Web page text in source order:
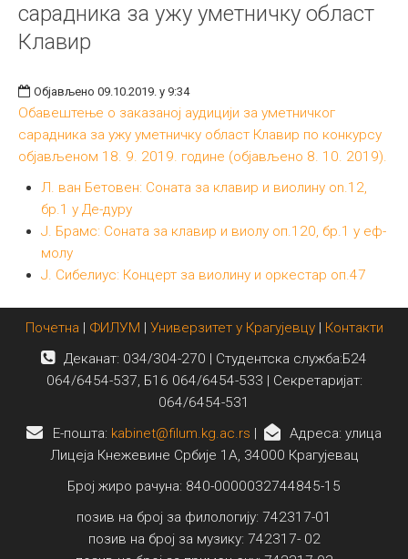
Примењена и ликовна уметност
Галерија
Библиотека
Студенти
сарадника за ужу уметничку област
Клавир
Објављено 09.10.2019. у 9:34
Обавештење о заказаној аудицији за уметничког
сарадника за ужу уметничку област Клавир по конкурсу
објављеном 18. 9. 2019. године (објављено 8. 10. 2019).
Л. ван Бетовен: Соната за клавир и виолину on.12,
бр.1 у Де-дуру
Ј. Брамс: Соната за клавир и виолу оп.120, бр.1 у еф-
молу
Ј. Сибелиус: Концерт за виолину и оркестар оп.47
Почетна | ФИЛУМ | Универзитет у Крагујевцу| Контакти
Деканат: 034/304-270 | Студентска служба:Б24
064/6454-537, Б16 064/6454-533 | Секретаријат:
064/6454-531
E-пошта: kabinet@filum.kg.ac.rs |
Адреса: улица
Лицеја Кнежевине Србије 1А, 34000 Крагујевац
Број жиро рачуна: 840-0000032744845-15
позив на број за филологију: 742317-01
позив на број за музику: 742317- 02